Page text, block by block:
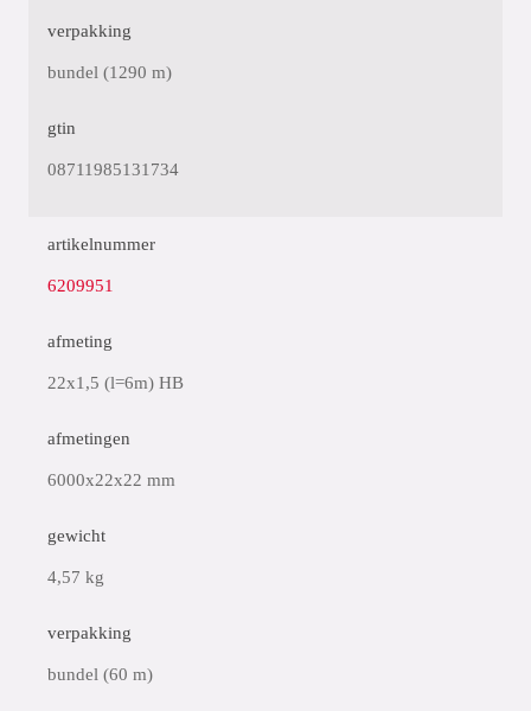
verpakking
bundel (1290 m)
gtin
08711985131734
artikelnummer
6209951
afmeting
22x1,5 (l=6m) HB
afmetingen
6000x22x22 mm
gewicht
4,57 kg
verpakking
bundel (60 m)